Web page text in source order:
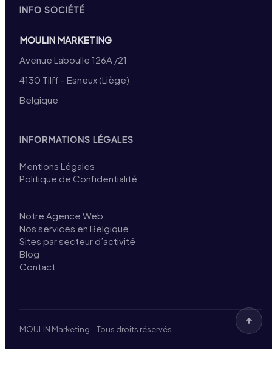
INFO SOCIÉTÉ
MOULIN MARKETING
Avenue Laboulle 126A /21
4130 Tilff – Esneux (Liège)
Belgique
INFORMATIONS LÉGALES
Mentions Légales
Politique de Confidentialité
Notre Agence Web
Nos services en Belgique
Sites par secteur d’activité
Blog
Contact
MOULIN Marketing – Tous droits réservés